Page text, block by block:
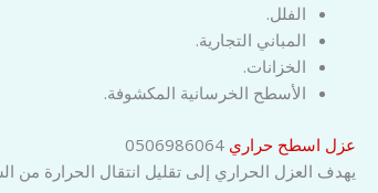
الفلل.
المباني التجارية.
الخزانات.
الأسطح الخرسانية المكشوفة.
عزل اسطح حراري
يهدف العزل الحراري إلى تقليل انتقال الحرارة